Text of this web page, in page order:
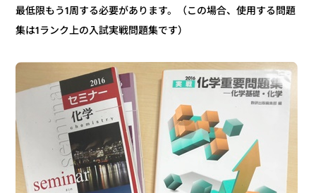
最低限もう1周する必要があります。（この場合、使用する問題
集は1ランク上の入試実戦問題集です）